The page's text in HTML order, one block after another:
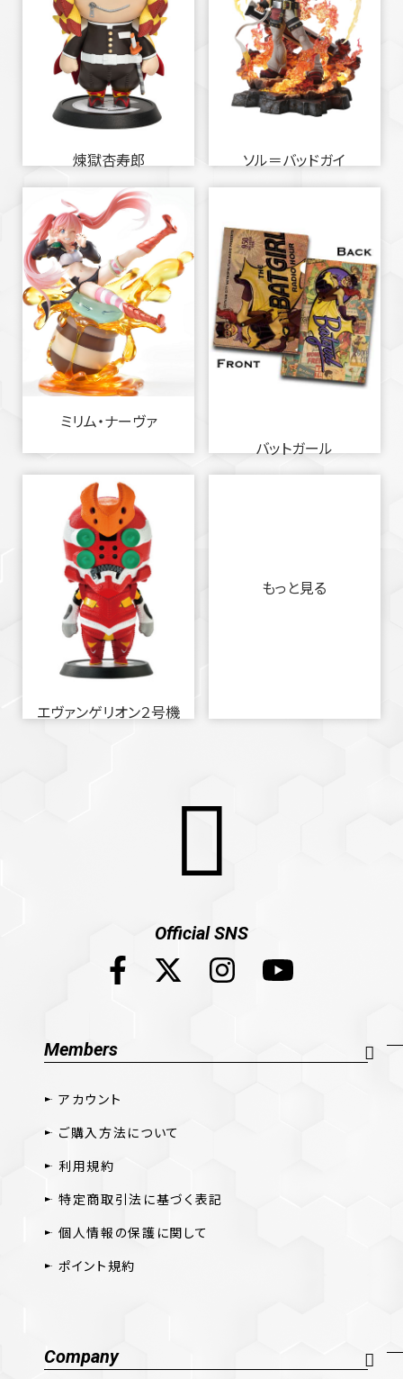
煉獄杏寿郎 ソル＝バッドガイ
ミリム・ナーヴァ
バットガール
エヴァンゲリオン２号機
もっと見る
Official SNS
Members
アカウント
ご購入方法について
利用規約
特定商取引法に基づく表記
個人情報の保護に関して
ポイント規約
Company